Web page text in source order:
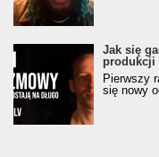
Jak się
produkcji
Pierwszy
się nowy